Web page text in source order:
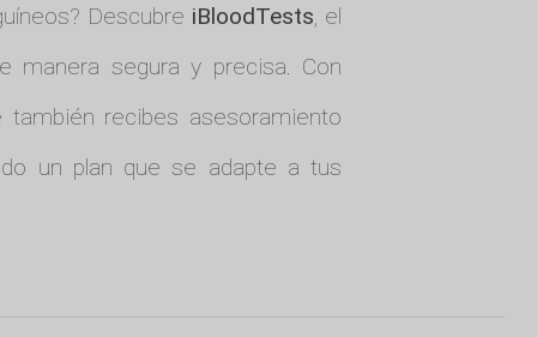
Descubre iBloodTests, el
manera segura y precisa. Con
recibes asesoramiento
un plan que se adapte a tus